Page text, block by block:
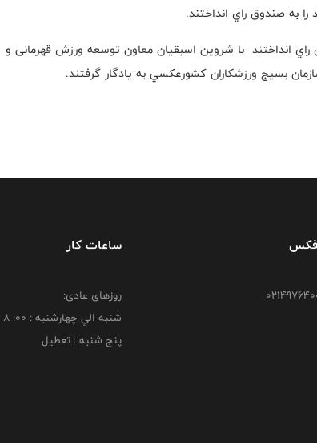
به صندوق راي انداختند.
انداختند با شروين اسبقيان معاون توسعه ورزش قهرمانی و
بسیج ورزشکاران کشورعكسي به يادگار گرفتند.
فکس ساعات کار
روزهای عادی:
شنبه الي چهارشنبه : 00: 8 لغايت 16:00
پنج شنبه : تعطیل